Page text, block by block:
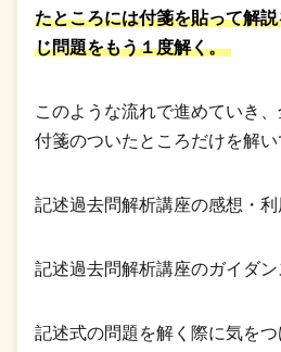
たところには付箋を貼って解
じ問題をもう１度解く。
このような流れで進めていき
付箋のついたところだけを解い
記述過去問解析講座の感想・
記述過去問解析講座のガイダン
記述式の問題を解く際に気を